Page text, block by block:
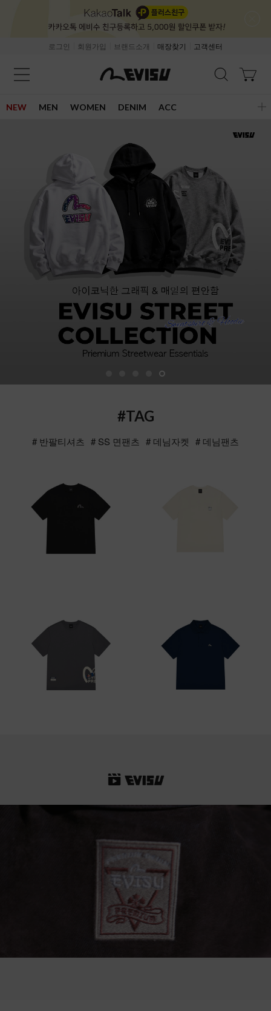
로그인 회원가입 브랜드소개 매장찾기 고객센터
NEW MEN WOMEN DENIM ACC
#TAG
# 반팔티셔츠 # SS 면팬츠 # 데님자켓 # 데님팬츠